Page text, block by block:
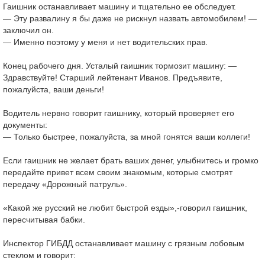
Гаишник останавливает машину и тщательно ее обследует.
— Эту развалину я бы даже не рискнул назвать автомобилем! —
заключил он.
— Именно поэтому у меня и нет водительских прав.
Конец рабочего дня. Усталый гаишник тормозит машину: —
Здравствуйте! Старший лейтенант Иванов. Предъявите,
пожалуйста, ваши деньги!
Водитель нервно говорит гаишнику, который проверяет его
документы:
— Только быстрее, пожалуйста, за мной гонятся ваши коллеги!
Если гаишник не желает брать ваших денег, улыбнитесь и громко
передайте привет всем своим знакомым, которые смотрят
передачу «Дорожный патруль».
«Какой же русский не любит быстрой езды»,-говорил гаишник,
пересчитывая бабки.
Инспектор ГИБДД останавливает машину с грязным лобовым
стеклом и говорит: